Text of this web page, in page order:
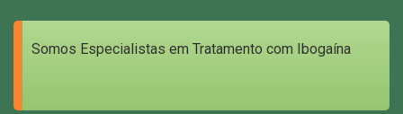
Somos Especialistas em Tratamento com Ibogaína